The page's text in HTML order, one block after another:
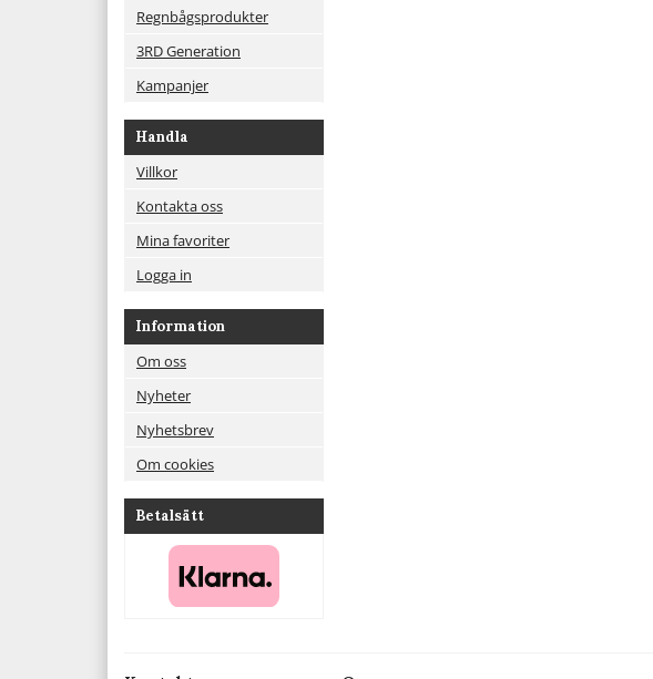
Regnbågsprodukter
3RD Generation
Kampanjer
Handla
Villkor
Kontakta oss
Mina favoriter
Logga in
Information
Om oss
Nyheter
Nyhetsbrev
Om cookies
Betalsätt